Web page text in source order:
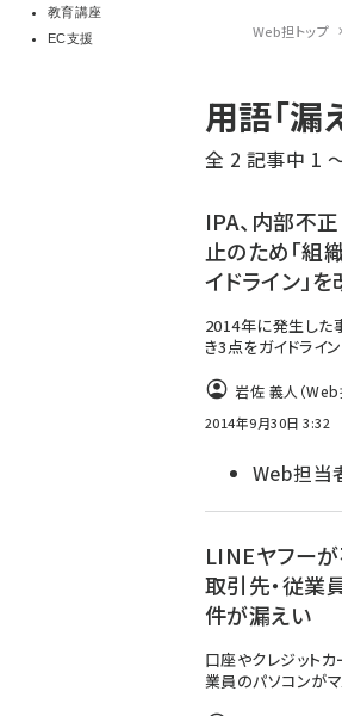
教育講座
EC支援
ン
く
ず
Web担トップ
用語「
全 2 記事中 1
IPA、内部不
止のため「組
イドライン」
2014年に発生した
き3点をガイドライ
岩佐 義人（Web
2014年9月30日 3:32
Web担当
LINEヤフー
取引先・従業
件が漏えい
口座やクレジット
業員のパソコンが